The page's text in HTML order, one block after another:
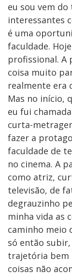
eu sou vem
interessantes
é uma
faculdade.
profissional. A
coisa muito
realmente era
Mas no início,
eu fui
curta-
fazer a
faculdade de
no cinema. A
como atriz,
televisão, de
degrauzinho
minha vida as
caminho meio
só então
trajetória bem
coisas não